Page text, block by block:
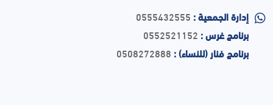
إدارة الجمعية : 0555432555
برنامج غرس : 0552521152
برنامج فنار (للنساء) : 0508272888